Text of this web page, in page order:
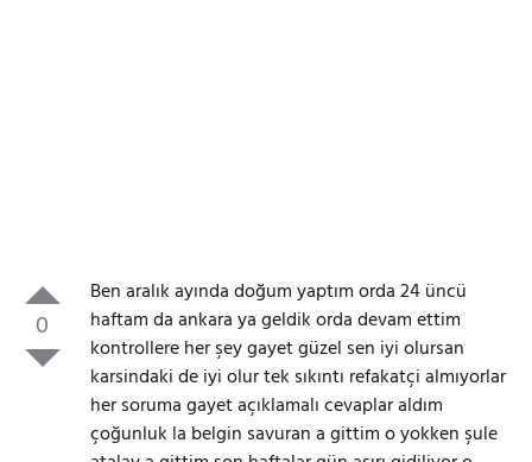
0
Ben aralık ayında doğum yaptım orda 24 üncü
haftam da ankara ya geldik orda devam ettim
kontrollere her şey gayet güzel sen iyi olursan
karsindaki de iyi olur tek sıkıntı refakatçi almıyorlar
her soruma gayet açıklamalı cevaplar aldım
çoğunluk la belgin savuran a gittim o yokken şule